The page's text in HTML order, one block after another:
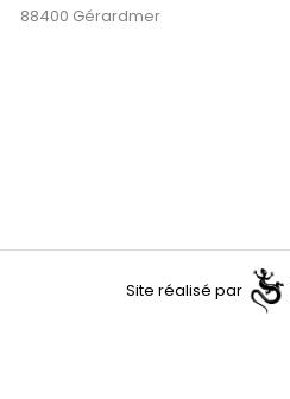
88400 Gérardmer
Site réalisé par